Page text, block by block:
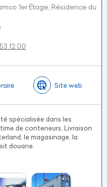
1er Étage, Résidence du
12 00
Site web
spécialisée dans les
de conteneurs, Livraison
le magasinage, la
douane.